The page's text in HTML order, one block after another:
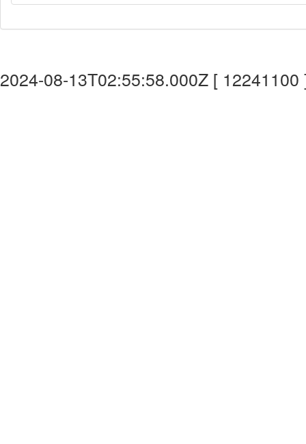
2024-08-13T02:55:58.000Z [ 12241100